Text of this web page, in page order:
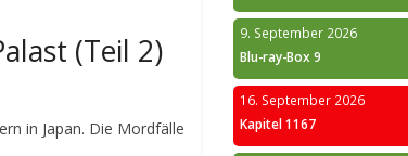
(Teil 2)
in Japan. Die Mordfälle
9. September 2026
Blu-ray-Box 9
16. September 2026
Kapitel 1167